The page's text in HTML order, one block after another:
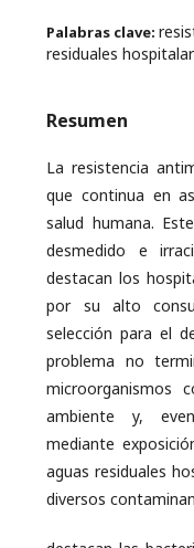
Palabras clave:
residuales
Resumen
La resistencia
que continua en
salud humana.
desmedido e
destacan los
por su alto
selección para el
problema no
microorganismos
ambiente y,
mediante
aguas residuales
diversos